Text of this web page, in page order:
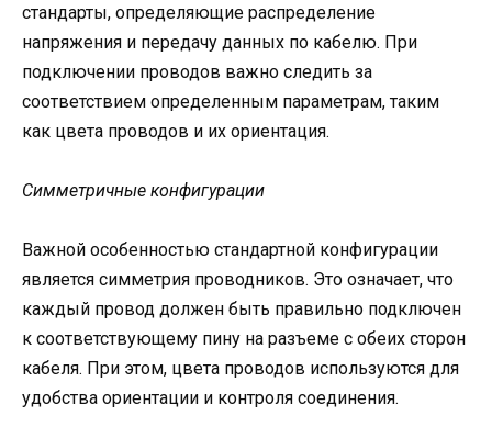
стандарты, определяющие распределение
напряжения и передачу данных по кабелю. При
подключении проводов важно следить за
соответствием определенным параметрам, таким
как цвета проводов и их ориентация.
Симметричные конфигурации
Важной особенностью стандартной конфигурации
является симметрия проводников. Это означает, что
каждый провод должен быть правильно подключен
к соответствующему пину на разъеме с обеих сторон
кабеля. При этом, цвета проводов используются для
удобства ориентации и контроля соединения.